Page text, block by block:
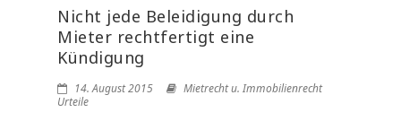
Nicht jede Beleidigung durch
Mieter rechtfertigt eine
Kündigung
14. August 2015
Mietrecht u. Immobilienrecht
Urteile